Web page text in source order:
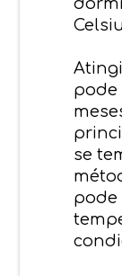
pode
se
pode